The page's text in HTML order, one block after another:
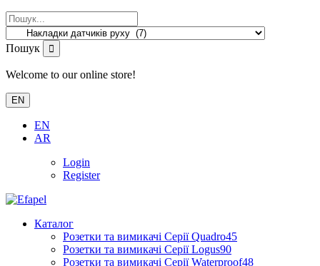
Пошук
Welcome to our online store!
EN
EN
AR
Login
Register
Каталог
Розетки та вимикачі Серії Quadro45
Розетки та вимикачі Серії Logus90
Розетки та вимикачі Серії Waterproof48